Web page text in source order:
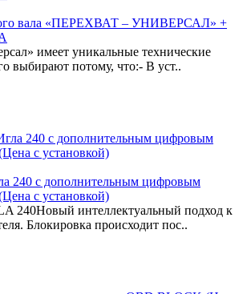
вала «ПЕРЕХВАТ – УНИВЕРСАЛ» +
имеет уникальные технические
выбирают потому, что:- В уст..
240 с дополнительным цифровым
с установкой)
240Новый интеллектуальный подход к
Блокировка происходит пос..